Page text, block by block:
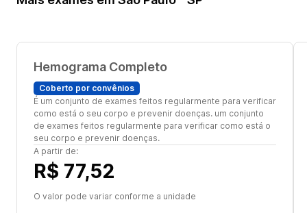
Hemograma Completo
Coberto por convênios
É um conjunto de exames feitos regularmente para verificar
como está o seu corpo e prevenir doenças. um conjunto
de exames feitos regularmente para verificar como está o
seu corpo e prevenir doenças.
A partir de:
R$ 77,52
O valor pode variar conforme a unidade